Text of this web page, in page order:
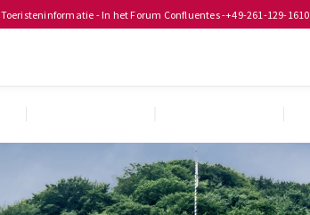
Toeristeninformatie - In het Forum Confluentes -+49-261-129-1610